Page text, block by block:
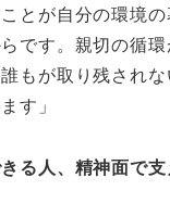
とが自分の環境
です。親切の循
もが取り残され
す」
きる人、精神面で